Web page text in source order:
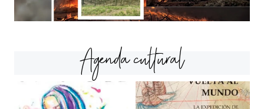
Agenda cultural